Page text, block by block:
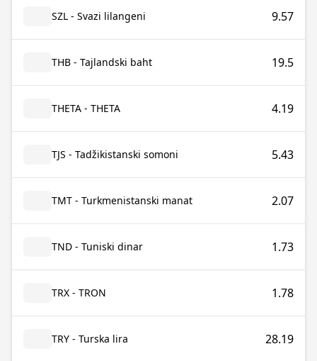
SZL - Svazi lilangeni 9.57
THB - Tajlandski baht 19.5
THETA - THETA 4.19
TJS - Tadžikistanski somoni 5.43
TMT - Turkmenistanski manat 2.07
TND - Tuniski dinar 1.73
TRX - TRON 1.78
TRY - Turska lira 28.19